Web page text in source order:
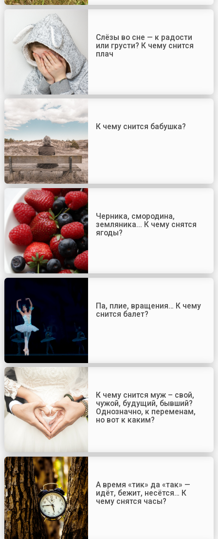
Слёзы во сне — к радости
или грусти? К чему снится
плач
К чему снится бабушка?
Черника, смородина,
земляника... К чему снятся
ягоды?
Па, плие, вращения… К чему
снится балет?
К чему снится муж – свой,
чужой, будущий, бывший?
Однозначно, к переменам,
но вот к каким?
А время «тик» да «так» —
идёт, бежит, несётся… К
чему снятся часы?